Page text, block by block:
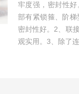
牢度强，密封性
部有紧锁箍、阶梯
密封性好。2、联
观实用。3、除了连